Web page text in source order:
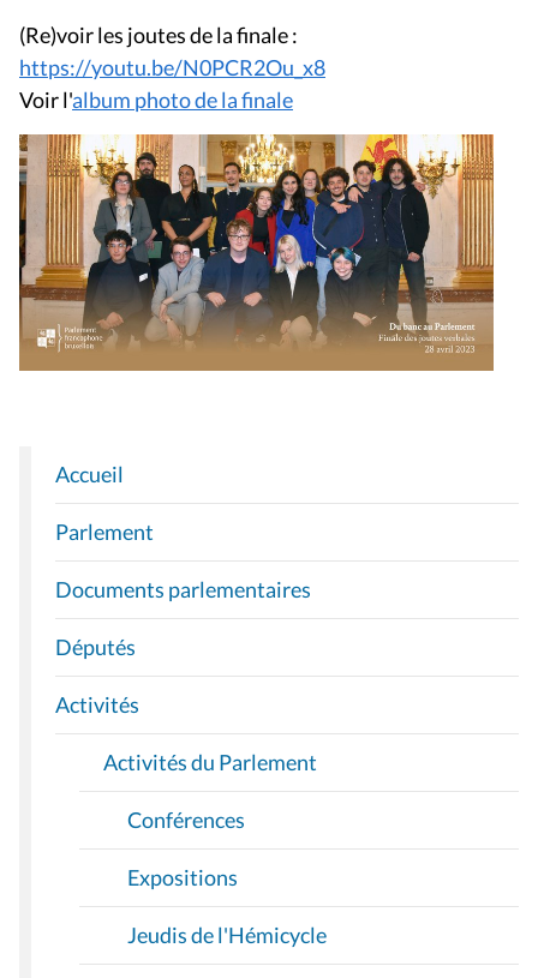
(Re)voir les joutes de la finale :
https://youtu.be/N0PCR2Ou_x8
Voir l'album photo de la finale
N
A
V
I
G
A
T
I
O
Accueil
Parlement
Documents parlementaires
Députés
Activités
Activités du Parlement
Conférences
Expositions
Jeudis de l'Hémicycle